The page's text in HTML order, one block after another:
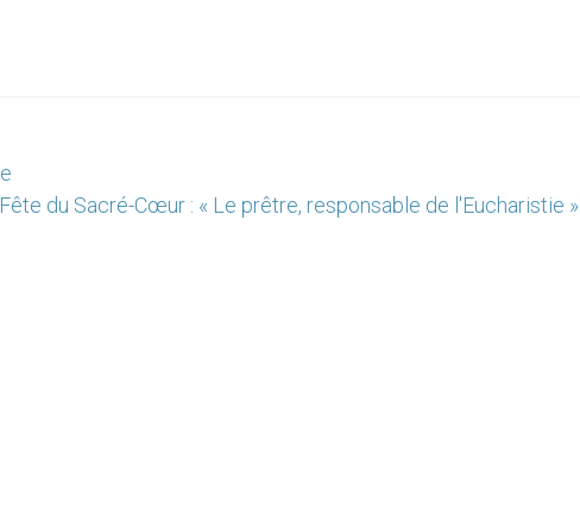
Fête du Sacré-Cœur : « Le prêtre, responsable de l'Eucharistie »